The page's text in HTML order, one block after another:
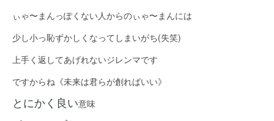
ぃゃ〜まんっぽくない人からのぃゃ〜まんには
少し小っ恥ずかしくなってしまいがち(失笑)
上手く返してあげれないジレンマです
ですからね《未来は君らが創ればいい》
とにかく良い意味